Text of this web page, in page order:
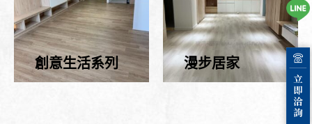
創意生活系列 漫步居家